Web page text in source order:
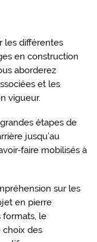
les différentes
en construction
aborderez
et les
vigueur.
étapes de
jusqu’au
faire mobilisés à
sur les
en pierre
formats, le
des